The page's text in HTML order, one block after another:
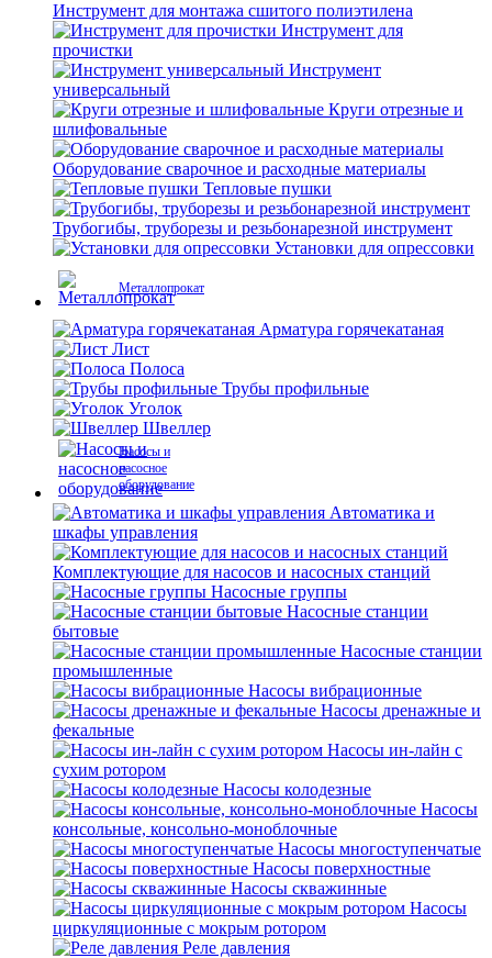
Инструмент для монтажа сшитого полиэтилена
Инструмент для
прочистки
Инструмент
универсальный
Круги отрезные и
шлифовальные
Оборудование сварочное и расходные материалы
Тепловые пушки
Трубогибы, труборезы и резьбонарезной инструмент
Установки для опрессовки
Металлопрокат
Арматура горячекатаная
Лист
Полоса
Трубы профильные
Уголок
Швеллер
Насосы и
насосное
оборудование
Автоматика и
шкафы управления
Комплектующие для насосов и насосных станций
Насосные группы
Насосные станции
бытовые
Насосные станции
промышленные
Насосы вибрационные
Насосы дренажные и
фекальные
Насосы ин-лайн с
сухим ротором
Насосы колодезные
Насосы
консольные, консольно-моноблочные
Насосы многоступенчатые
Насосы поверхностные
Насосы скважинные
Насосы
циркуляционные с мокрым ротором
Реле давления